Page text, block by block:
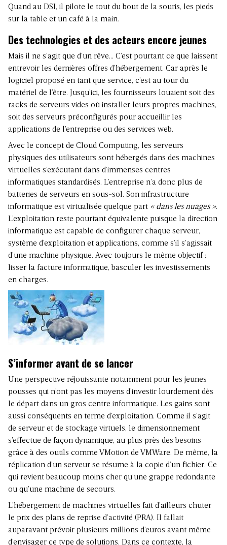
Quand au DSI, il pilote le tout du bout de la souris, les pieds
sur la table et un café à la main.
Des technologies et des acteurs encore jeunes
Mais il ne s’agit que d’un rêve… C’est pourtant ce que laissent
entrevoir les dernières offres d’hébergement. Car après le
logiciel proposé en tant que service, c’est au tour du
matériel de l’être. Jusqu’ici, les fournisseurs louaient soit des
racks de serveurs vides où installer leurs propres machines,
soit des serveurs préconfigurés pour accueillir les
applications de l’entreprise ou des services web.
Avec le concept de Cloud Computing, les serveurs
physiques des utilisateurs sont hébergés dans des machines
virtuelles s’exécutant dans d’immenses centres
informatiques standardisés. L’entreprise n’a donc plus de
batteries de serveurs en sous-sol. Son infrastructure
informatique est virtualisée quelque part « dans les nuages ».
L’exploitation reste pourtant équivalente puisque la direction
informatique est capable de configurer chaque serveur,
système d’exploitation et applications, comme s’il s’agissait
d’une machine physique. Avec toujours le même objectif :
lisser la facture informatique, basculer les investissements
en charges.
S’informer avant de se lancer
Une perspective réjouissante notamment pour les jeunes
pousses qui n’ont pas les moyens d’investir lourdement dès
le départ dans un gros centre informatique. Les gains sont
aussi conséquents en terme d’exploitation. Comme il s’agit
de serveur et de stockage virtuels, le dimensionnement
s’effectue de façon dynamique, au plus près des besoins
grâce à des outils comme VMotion de VMWare. De même, la
réplication d’un serveur se résume à la copie d’un fichier. Ce
qui revient beaucoup moins cher qu’une grappe redondante
ou qu’une machine de secours.
L’hébergement de machines virtuelles fait d’ailleurs chuter
le prix des plans de reprise d’activité (PRA). Il fallait
auparavant prévoir plusieurs millions d’euros avant même
d’envisager ce type de solutions. Dans ce contexte, la